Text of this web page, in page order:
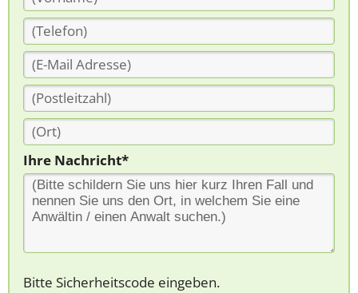
Ihre Nachricht*
Bitte Sicherheitscode eingeben.